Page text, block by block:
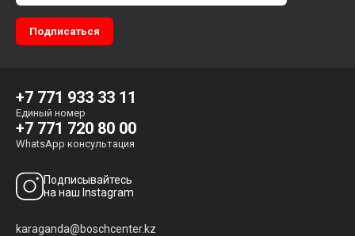
+7 771 933 33 11
Единый номер
+7 771 720 80 00
WhatsApp консультация
Подписывайтесь
на наш Instagram
karaganda@boschcenter.kz